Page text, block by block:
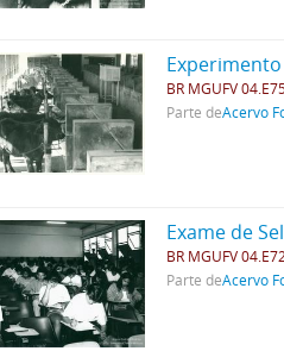
BR MGUFV
Parte deAcervo
Exame de
BR MGUFV 04.E72
Parte deAcervo